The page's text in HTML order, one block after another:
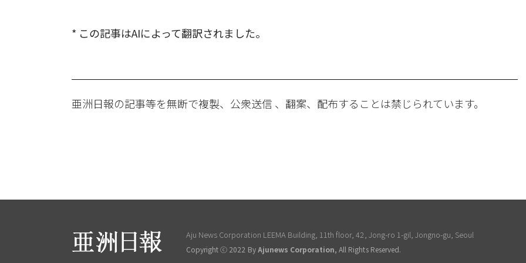
* この記事はAIによって翻訳されました。
亜洲日報の記事等を無断で複製、公衆送信 、翻案、配布することは禁じられています。
Aju News Corporation LEEMA Building, 11th floor, 42, Jong-ro 1-gil, Jongno-gu, Seoul
Copyright ⓒ 2022 ByAjunews Corporation, All Rights Reserved.